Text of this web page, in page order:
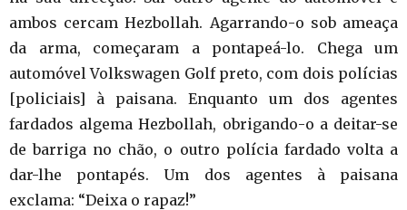
ambos cercam Hezbollah. Agarrando-o sob ameaça
da arma, começaram a pontapeá-lo. Chega um
automóvel Volkswagen Golf preto, com dois polícias
[policiais] à paisana. Enquanto um dos agentes
fardados algema Hezbollah, obrigando-o a deitar-se
de barriga no chão, o outro polícia fardado volta a
dar-lhe pontapés. Um dos agentes à paisana
exclama: “Deixa o rapaz!”